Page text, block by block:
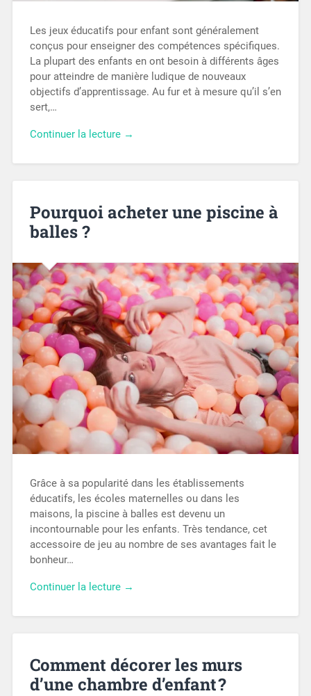
Les jeux éducatifs pour enfant sont généralement
conçus pour enseigner des compétences spécifiques.
La plupart des enfants en ont besoin à différents âges
pour atteindre de manière ludique de nouveaux
objectifs d’apprentissage. Au fur et à mesure qu’il s’en
sert,…
Continuer la lecture →
Pourquoi acheter une piscine à
balles ?
Grâce à sa popularité dans les établissements
éducatifs, les écoles maternelles ou dans les
maisons, la piscine à balles est devenu un
incontournable pour les enfants. Très tendance, cet
accessoire de jeu au nombre de ses avantages fait le
bonheur…
Continuer la lecture →
Comment décorer les murs
d’une chambre d’enfant ?